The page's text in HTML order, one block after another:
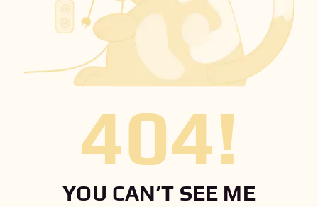
404!
YOU CAN’T SEE ME